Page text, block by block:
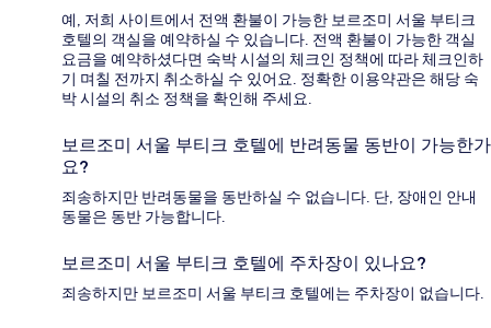
예, 저희 사이트에서 전액 환불이 가능한 보르조미 서울 부티크
호텔의 객실을 예약하실 수 있습니다. 전액 환불이 가능한 객실
요금을 예약하셨다면 숙박 시설의 체크인 정책에 따라 체크인하
기 며칠 전까지 취소하실 수 있어요. 정확한 이용약관은 해당 숙
박 시설의 취소 정책을 확인해 주세요.
보르조미 서울 부티크 호텔에 반려동물 동반이 가능한가
요?
죄송하지만 반려동물을 동반하실 수 없습니다. 단, 장애인 안내
동물은 동반 가능합니다.
보르조미 서울 부티크 호텔에 주차장이 있나요?
죄송하지만 보르조미 서울 부티크 호텔에는 주차장이 없습니다.